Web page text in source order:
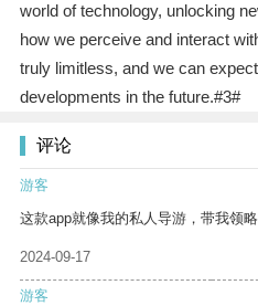
world of technology, unlocking
how we perceive and interact
truly limitless, and we can
developments in the future.#3#
评论
游客
这款app就像我的私人导游，带我领略
2024-09-17
游客